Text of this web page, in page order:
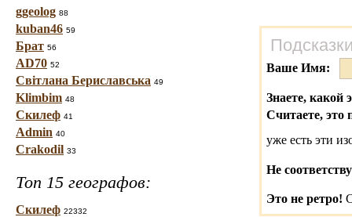
ggeolog 88
kuban46 59
Брат 56
AD70 52
Світлана Бериславська 49
Klimbim 48
Скилеф 41
Admin 40
Crakodil 33
Топ 15 географов:
Скилеф 22332
Ваше Имя:
Знаете, какой
Считаете, это
уже есть эти
Не
Это не ретро!